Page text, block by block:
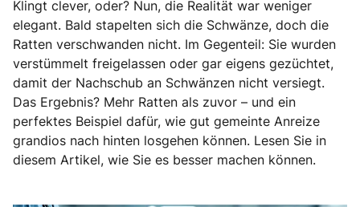
Klingt clever, oder? Nun, die Realität war weniger
elegant. Bald stapelten sich die Schwänze, doch die
Ratten verschwanden nicht. Im Gegenteil: Sie wurden
verstümmelt freigelassen oder gar eigens gezüchtet,
damit der Nachschub an Schwänzen nicht versiegt.
Das Ergebnis? Mehr Ratten als zuvor – und ein
perfektes Beispiel dafür, wie gut gemeinte Anreize
grandios nach hinten losgehen können. Lesen Sie in
diesem Artikel, wie Sie es besser machen können.